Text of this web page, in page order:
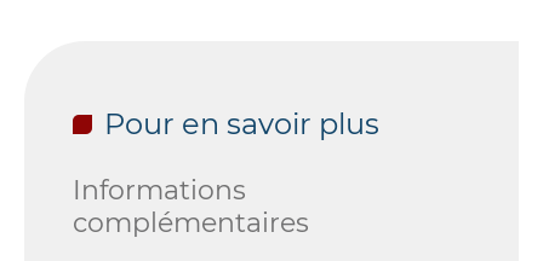
Pour en savoir plus
Informations
complémentaires